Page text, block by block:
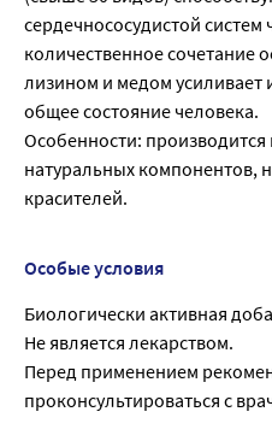
сердечнососудистой систем
количественное сочетание
лизином и медом усиливает
общее состояние человека.
Особенности:
натуральных компонентов,
красителей.
Особые условия
Биологически активная
Не является лекарством.
Перед применением
проконсультироваться с